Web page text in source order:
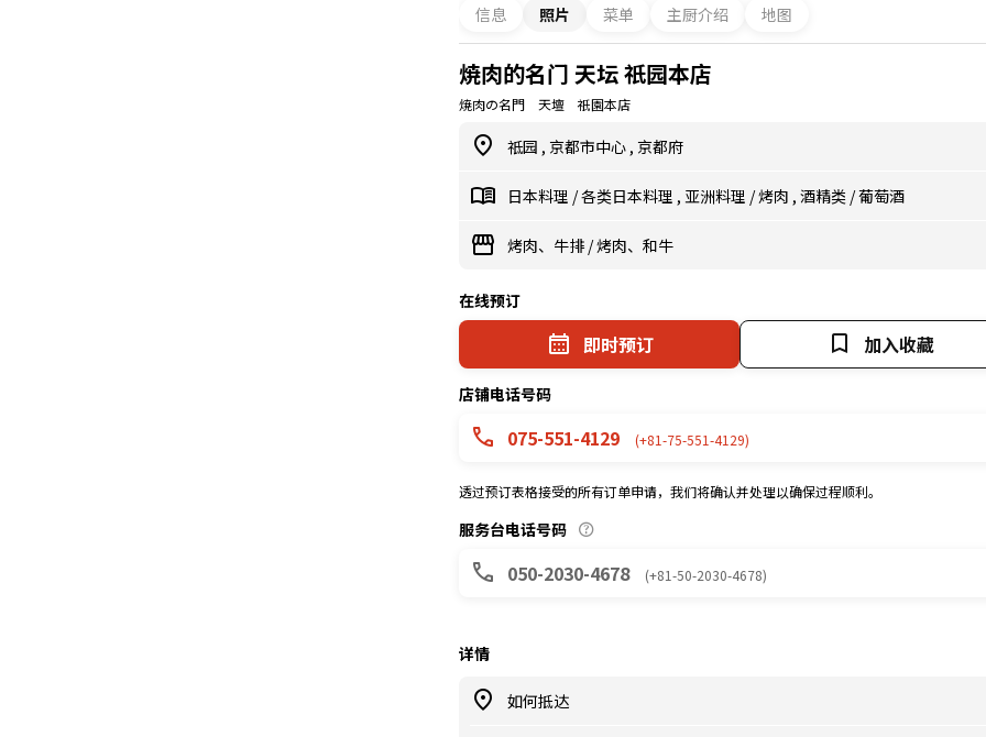
信息 照片 菜单 主厨介绍 地图
焼肉的名门 天坛 祇园本店
焼肉の名門 天壇 祇園本店
祗园 , 京都市中心 , 京都府
日本料理 /各类日本料理 , 亚洲料理 /烤肉 , 酒精类 /葡萄酒
烤肉、牛排 /烤肉、和牛
在线预订
即时预订 加入收藏
店铺电话号码
075-551-4129 (+81-75-551-4129)
透过预订表格接受的所有订单申请，我们将确认并处理以确保过程顺利。
服务台电话号码
050-2030-4678 (+81-50-2030-4678)
详情
如何抵达